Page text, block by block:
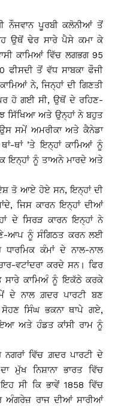
ਨੌਜਵਾਨ ਪੂਰਬੀ ਕਲੋਨੀਆਂ ਤੋਂ
ਉਥੋਂ ਢੇਰ ਸਾਰੇ ਪੈਸੇ ਕਮਾ ਕੇ
ਕਾਮਿਆਂ ਵਿੱਚ ਲਗਭਗ 95
ਫੀਸਦੀ ਤੋਂ ਵੱਧ ਸਾਬਕਾ ਫੌਜੀ
ਨੇ, ਜਿਨ੍ਹਾਂ ਦੀ ਗਿਣਤੀ
ਹੋ ਗਈ ਸੀ, ਉਥੋਂ ਦੇ ਰਹਿਣ-
ਸਿੱਖਿਆ ਅਤੇ ਉਨ੍ਹਾਂ ਨੇ ਬਹੁਤ
ਸਮੇਂ ਅਮਰੀਕਾ ਅਤੇ ਕੈਨੇਡਾ
ਥਾਂ ’ਤੇ ਇਨ੍ਹਾਂ ਕਾਮਿਆਂ ਨੂੰ
ਇਨ੍ਹਾਂ ਨੂੰ ਤਾਅਨੇ ਮਾਰਦੇ ਅਤੇ
ਤੋ ਆਏ ਹੋਏ ਸਨ, ਇਨ੍ਹਾਂ ਦੀ
ਜਿਸ ਕਾਰਨ ਇਨ੍ਹਾਂ ਦੀਆਂ
ਦੇ ਸਿਰੜ ਕਾਰਨ ਇਨ੍ਹਾਂ ਨੇ
ਆਪ ਨੂੰ ਸੰਗਿਠਤ ਕਰਨ ਲਈ
ਕੰਮਾਂ ਦੇ ਨਾਲ-ਨਾਲ
ਵਟਾਂਦਰਾ ਕਰਦੇ ਸਨ। ਫਿਰ
ਸਾਰੇ ਕਾਮਿਅੰ ਨੂੰ ਇਕੱਠੇ ਕਰਕੇ
ਦੇ ਨਾਲ ਗ਼ਦਰ ਪਾਰਟੀ ਬਣ
ਸਿੰਘ ਭਕਨਾ ਥਾਪੇ ਗਏ,
ਅਤੇ ਹੰਡਤ ਕਾਂਸੀ ਰਾਮ ਨੂੰ
ਵਿੱਚ ਗ਼ਦਰ ਪਾਰਟੀ ਦੇ
ਮੁੱਖ ਨਿਸ਼ਾਨਾ ਭਾਰਤ ਵਿੱਚ
ਸੀ ਕਿ ਭਾਵੇਂ 1858 ਵਿੱਚ
ਅੰਗਰੇਜ਼ ਰਾਜ ਦੀਆਂ ਸਾਰੀਆਂ